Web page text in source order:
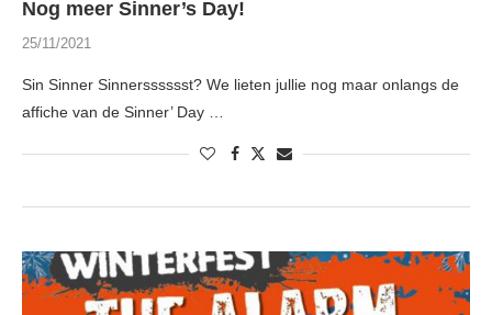
Nog meer Sinner’s Day!
25/11/2021
Sin Sinner Sinnersssssst? We lieten jullie nog maar onlangs de
affiche van de Sinner’ Day …